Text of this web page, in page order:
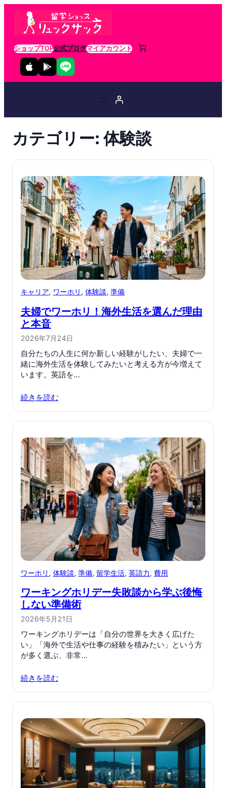
ショップTOP公式ブログマイアカウント
カテゴリー:体験談
キャリア, ワーホリ , 体験談, 準備
夫婦でワーホリ！海外生活を選んだ理由
と本音
2026年7月24日
自分たちの人生に何か新しい経験がしたい、夫婦で一
緒に海外生活を体験してみたいと考える方が今増えて
います。英語を…
続きを読む
ワーホリ , 体験談, 準備, 留学生活, 英語力, 費用
ワーキングホリデー失敗談から学ぶ後悔
しない準備術
2026年5月21日
ワーキングホリデーは「自分の世界を大きく広げた
い」「海外で生活や仕事の経験を積みたい」という方
が多く選ぶ、非常…
続きを読む